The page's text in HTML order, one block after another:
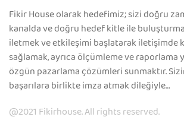
Fikir House olarak hedefimiz; sizi doğru
kanalda ve doğru hedef kitle ile
iletmek ve etkileşimi başlatarak iletişimde
sağlamak, ayrıca ölçümleme ve raporlama
özgün pazarlama çözümleri sunmaktır.
başarılara birlikte imza atmak dileğiyle…
@2021 Fikirhouse. All rights reserved.